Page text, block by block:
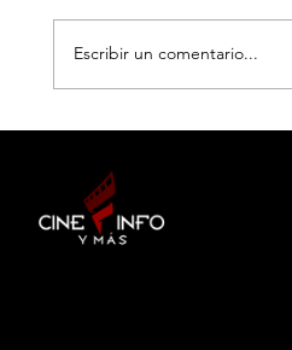
CURIOSOS por LIZ
Escribir un comentario...